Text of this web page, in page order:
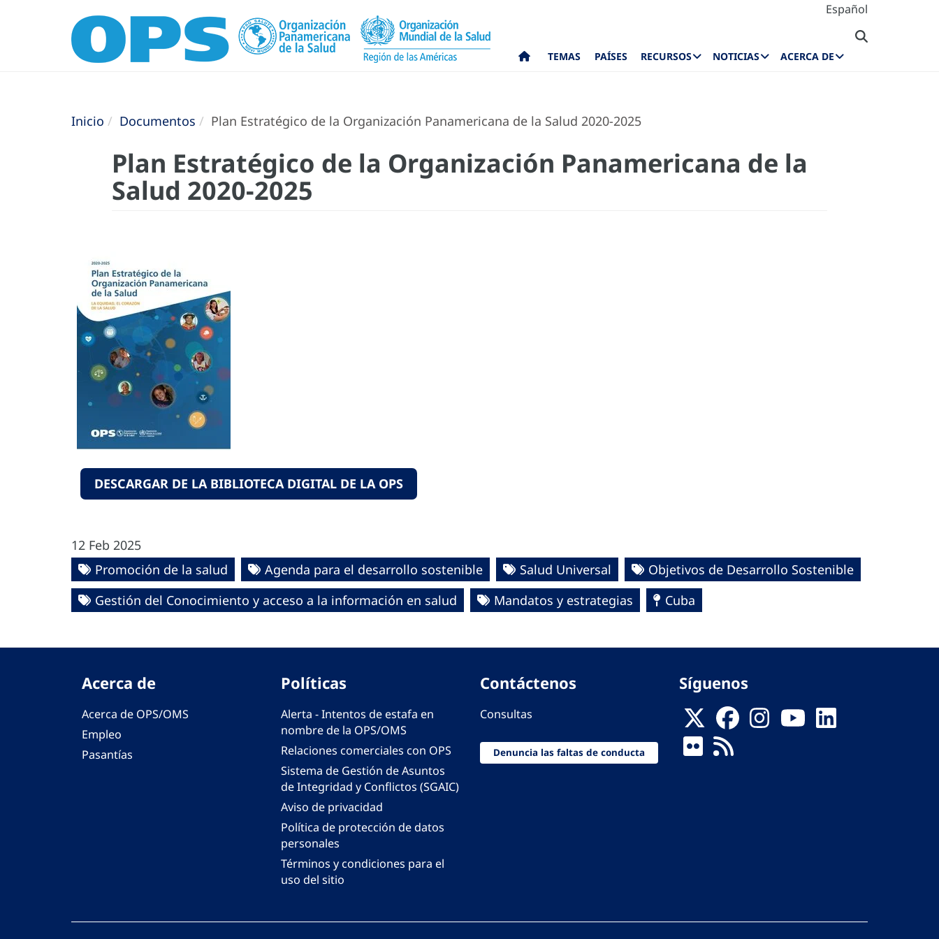
Español
TEMAS PAÍSES RECURSOS NOTICIAS ACERCA DE
Inicio Documentos Plan Estratégico de la Organización Panamericana de la Salud 2020-2025
Plan Estratégico de la Organización Panamericana de la
Salud 2020-2025
DESCARGAR DE LA BIBLIOTECA DIGITAL DE LA OPS
12 Feb 2025
Promoción de la salud
Agenda para el desarrollo sostenible Salud Universal
Objetivos de Desarrollo Sostenible
Gestión del Conocimiento y acceso a la información en salud
Mandatos y estrategias Cuba
Acerca de
Acerca de OPS/OMS
Empleo
Pasantías
Políticas
Alerta - Intentos de estafa en
nombre de la OPS/OMS
Relaciones comerciales con OPS
Sistema de Gestión de Asuntos
de Integridad y Conflictos (SGAIC)
Aviso de privacidad
Política de protección de datos
personales
Términos y condiciones para el
uso del sitio
Contáctenos
Consultas
Denuncia las faltas de conducta
Síguenos